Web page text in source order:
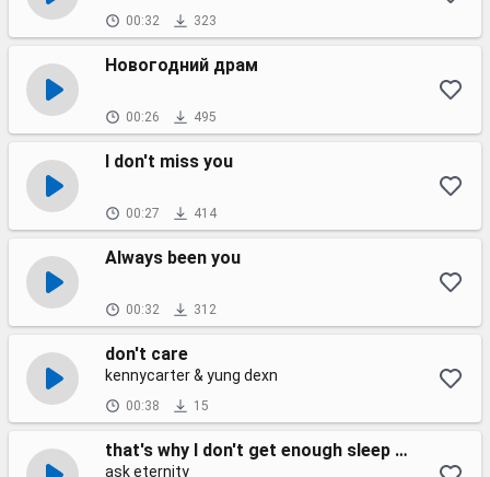
00:32 323
Новогодний драм
00:26 495
I don't miss you
00:27 414
Always been you
00:32 312
don't care
kennycarter & yung dexn
00:38 15
that's why I don't get enough sleep at night
ask eternity